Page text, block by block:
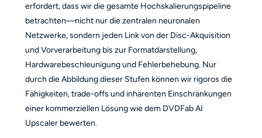
erfordert, dass wir die gesamte Hochskalierungspipeline
betrachten—nicht nur die zentralen neuronalen
Netzwerke, sondern jeden Link von der Disc-Akquisition
und Vorverarbeitung bis zur Formatdarstellung,
Hardwarebeschleunigung und Fehlerbehebung. Nur
durch die Abbildung dieser Stufen können wir rigoros die
Fähigkeiten, trade-offs und inhärenten Einschränkungen
einer kommerziellen Lösung wie dem DVDFab AI
Upscaler bewerten.